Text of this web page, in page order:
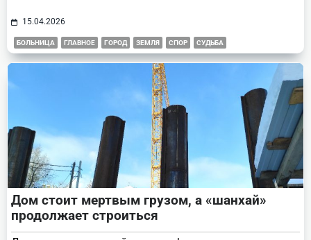
15.04.2026
БОЛЬНИЦА ГЛАВНОЕ ГОРОД ЗЕМЛЯ СПОР СУДЬБА
Дом стоит мертвым грузом, а «шанхай»
продолжает строиться